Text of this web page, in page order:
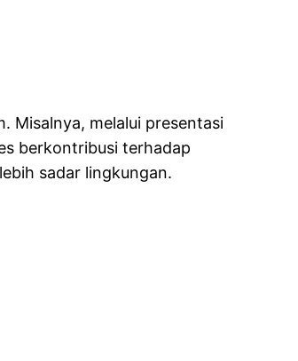
Misalnya, melalui presentasi
berkontribusi terhadap
sadar lingkungan.